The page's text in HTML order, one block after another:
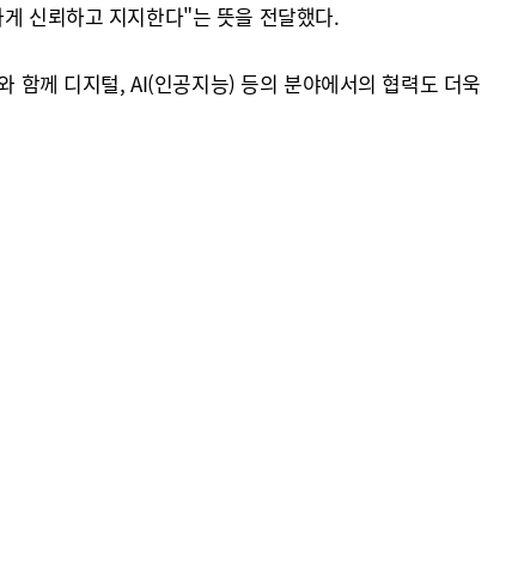
신뢰하고 지지한다"는 뜻을 전달했다.
함께 디지털, AI(인공지능) 등의 분야에서의 협력도 더욱